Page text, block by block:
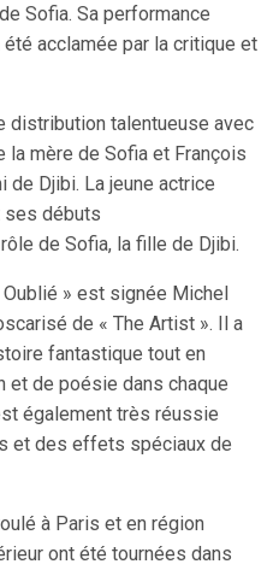
Sofia. Sa performance
acclamée par la critique et
distribution talentueuse avec
la mère de Sofia et François
de Djibi. La jeune actrice
ses débuts
de Sofia, la fille de Djibi.
» est signée Michel
de « The Artist ». Il a
fantastique tout en
et de poésie dans chaque
également très réussie
et des effets spéciaux de
à Paris et en région
ont été tournées dans